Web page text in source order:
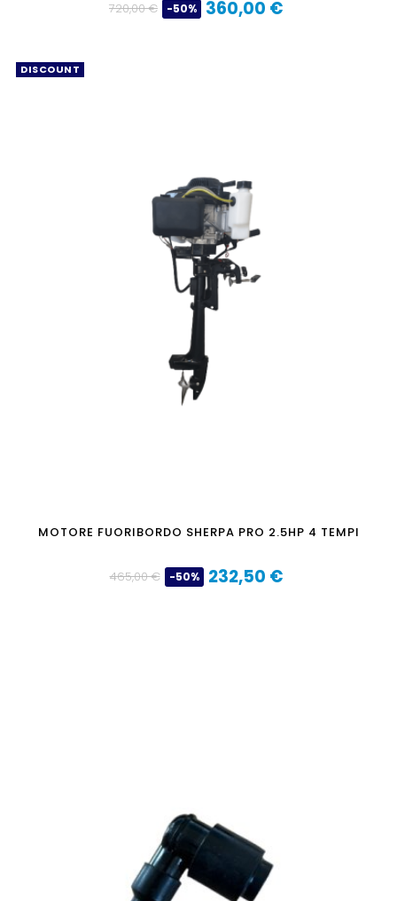
Prezzo
720,00 € -50%
Prezzo
360,00 €
DISCOUNT
MOTORE FUORIBORDO SHERPA PRO 2.5HP 4 TEMPI
Prezzo
465,00 € -50%
Prezzo
232,50 €